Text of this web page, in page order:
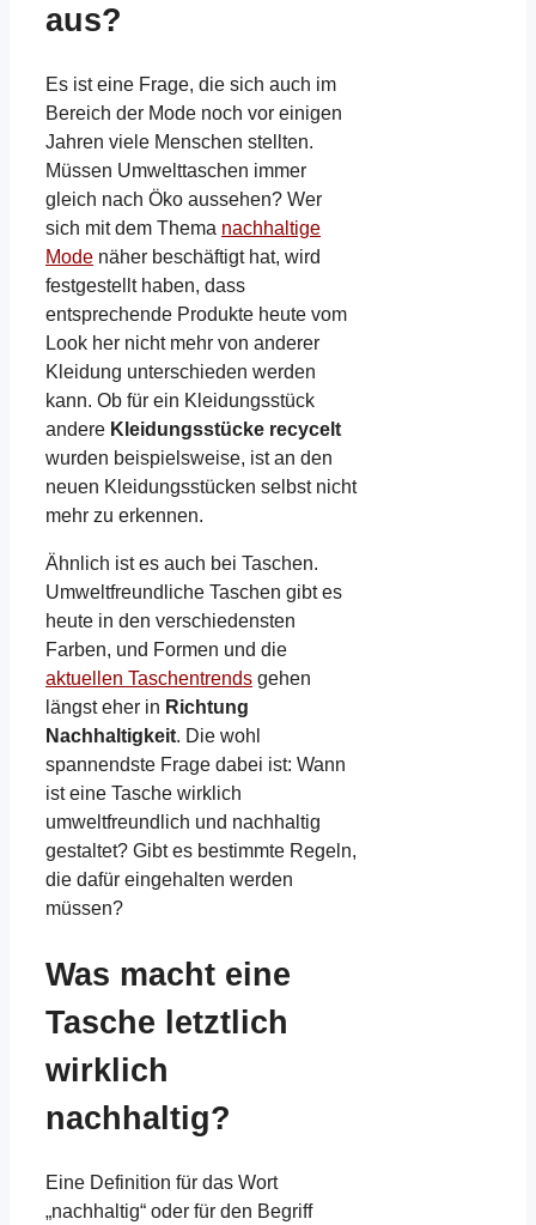
aus?
Es ist eine Frage, die sich auch im
Bereich der Mode noch vor einigen
Jahren viele Menschen stellten.
Müssen Umwelttaschen immer
gleich nach Öko aussehen? Wer
sich mit dem Thema nachhaltige
Mode näher beschäftigt hat, wird
festgestellt haben, dass
entsprechende Produkte heute vom
Look her nicht mehr von anderer
Kleidung unterschieden werden
kann. Ob für ein Kleidungsstück
andere Kleidungsstücke recycelt
wurden beispielsweise, ist an den
neuen Kleidungsstücken selbst nicht
mehr zu erkennen.
Ähnlich ist es auch bei Taschen.
Umweltfreundliche Taschen gibt es
heute in den verschiedensten
Farben, und Formen und die
aktuellen Taschentrends gehen
längst eher in Richtung
Nachhaltigkeit. Die wohl
spannendste Frage dabei ist: Wann
ist eine Tasche wirklich
umweltfreundlich und nachhaltig
gestaltet? Gibt es bestimmte Regeln,
die dafür eingehalten werden
müssen?
Was macht eine
Tasche letztlich
wirklich
nachhaltig?
Eine Definition für das Wort
„nachhaltig“ oder für den Begriff